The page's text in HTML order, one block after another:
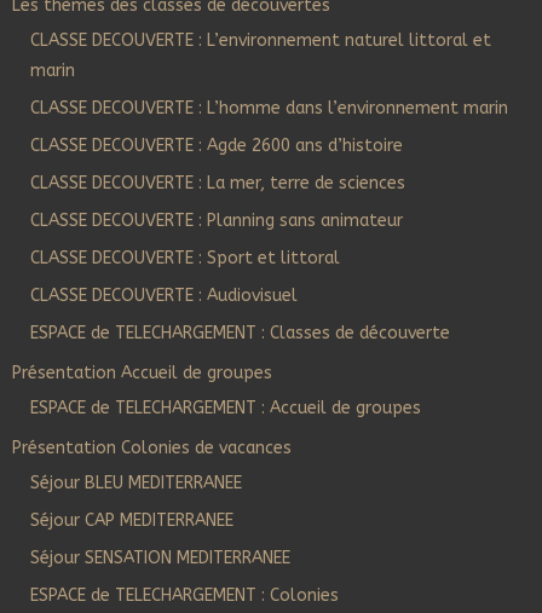
Les thèmes des classes de découvertes
CLASSE DECOUVERTE : L’environnement naturel littoral et
marin
CLASSE DECOUVERTE : L’homme dans l’environnement marin
CLASSE DECOUVERTE : Agde 2600 ans d’histoire
CLASSE DECOUVERTE : La mer, terre de sciences
CLASSE DECOUVERTE : Planning sans animateur
CLASSE DECOUVERTE : Sport et littoral
CLASSE DECOUVERTE : Audiovisuel
ESPACE de TELECHARGEMENT : Classes de découverte
Présentation Accueil de groupes
ESPACE de TELECHARGEMENT : Accueil de groupes
Présentation Colonies de vacances
Séjour BLEU MEDITERRANEE
Séjour CAP MEDITERRANEE
Séjour SENSATION MEDITERRANEE
ESPACE de TELECHARGEMENT : Colonies